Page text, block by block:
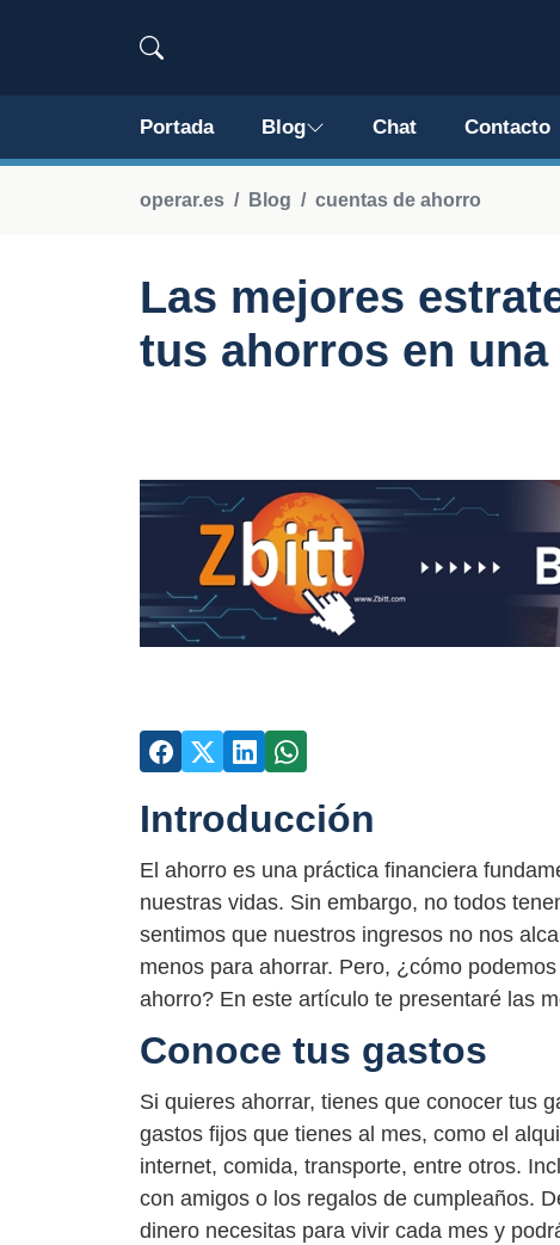
Portada Blog Chat Contacto
operar.es Blog cuentas de ahorro
Las mejores
tus ahorros en
Introducción
El ahorro es una práctica financiera
nuestras vidas. Sin embargo, no todos
sentimos que nuestros ingresos no nos
menos para ahorrar. Pero, ¿cómo
ahorro? En este artículo te presentaré las
Conoce tus gastos
Si quieres ahorrar, tienes que conocer tus
gastos fijos que tienes al mes, como el
internet, comida, transporte, entre otros.
con amigos o los regalos de cumpleaños.
dinero necesitas para vivir cada mes y